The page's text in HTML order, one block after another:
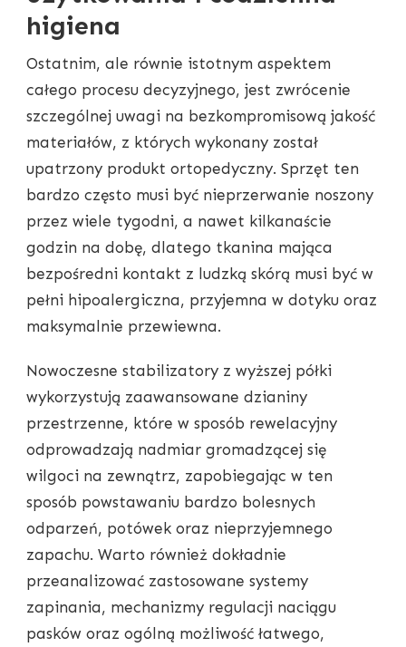
higiena
Ostatnim, ale równie istotnym aspektem
całego procesu decyzyjnego, jest zwrócenie
szczególnej uwagi na bezkompromisową jakość
materiałów, z których wykonany został
upatrzony produkt ortopedyczny. Sprzęt ten
bardzo często musi być nieprzerwanie noszony
przez wiele tygodni, a nawet kilkanaście
godzin na dobę, dlatego tkanina mająca
bezpośredni kontakt z ludzką skórą musi być w
pełni hipoalergiczna, przyjemna w dotyku oraz
maksymalnie przewiewna.
Nowoczesne stabilizatory z wyższej półki
wykorzystują zaawansowane dzianiny
przestrzenne, które w sposób rewelacyjny
odprowadzają nadmiar gromadzącej się
wilgoci na zewnątrz, zapobiegając w ten
sposób powstawaniu bardzo bolesnych
odparzeń, potówek oraz nieprzyjemnego
zapachu. Warto również dokładnie
przeanalizować zastosowane systemy
zapinania, mechanizmy regulacji naciągu
pasków oraz ogólną możliwość łatwego,